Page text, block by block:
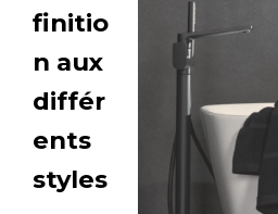
finitio
n aux
différ
ents
styles